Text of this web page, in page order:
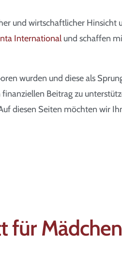
und wirtschaftlicher
International und schaffen
wurden und diese als
Beitrag zu
diesen Seiten möchten wir
für